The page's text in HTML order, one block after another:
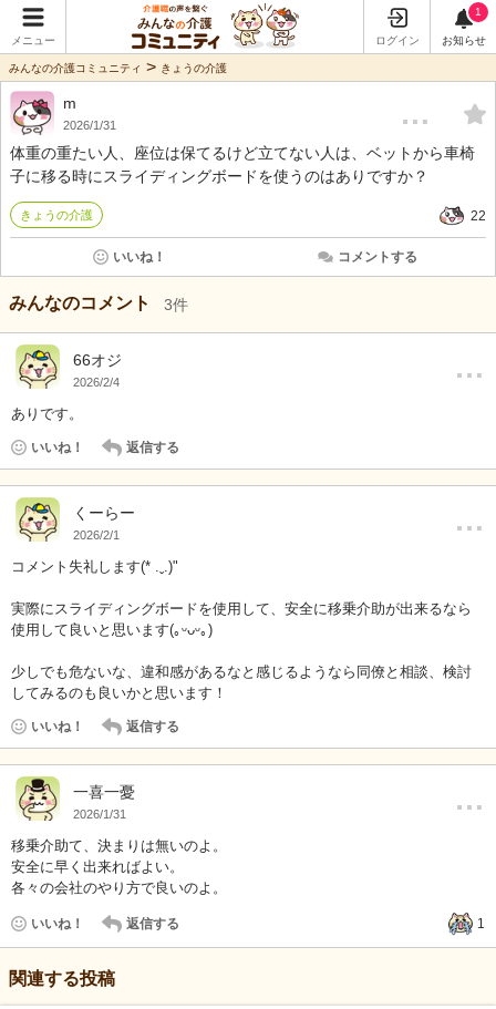
メニュー ログイン
1
お知らせ
みんなの介護コミュニティ > きょうの介護
m
2026/1/31 …
体重の重たい人、座位は保てるけど立てない人は、ベットから車椅
子に移る時にスライディングボードを使うのはありですか？
きょうの介護 22
いいね！ コメントする
みんなのコメント 3件
66オジ
2026/2/4 …
ありです。
いいね！ 返信する
くーらー
2026/2/1 …
コメント失礼します(* .ˬ.)"
実際にスライディングボードを使用して、安全に移乗介助が出来るなら
使用して良いと思います(｡ᵕᴗᵕ｡)
少しでも危ないな、違和感があるなと感じるようなら同僚と相談、検討
してみるのも良いかと思います！
いいね！ 返信する
一喜一憂
2026/1/31 …
移乗介助て、決まりは無いのよ。
安全に早く出来ればよい。
各々の会社のやり方で良いのよ。
いいね！ 返信する 1
関連する投稿